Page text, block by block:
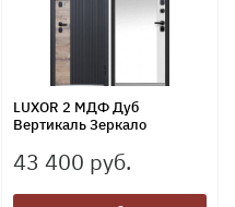
LUXOR 2 МДФ Дуб
Вертикаль Зеркало
43 400 руб.